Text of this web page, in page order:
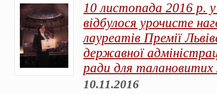
10 листопада 2016 р.
відбулося урочисте
лауреатів Премії
державної
ради для талановитих
10.11.2016